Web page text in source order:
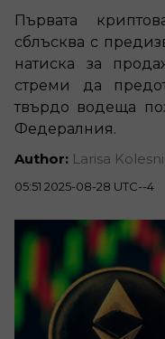
Първата
сблъсква с
натиска за
стреми да
твърдо водеща
Федералния.
Author: Larisa
05:51 2025-08-28 UTC--4